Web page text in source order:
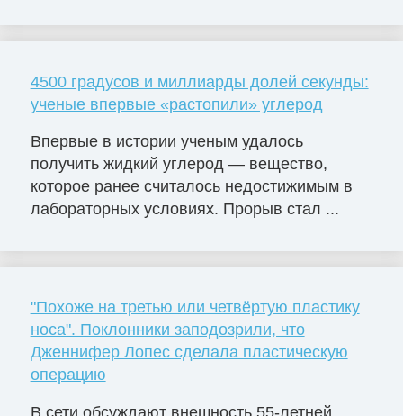
4500 градусов и миллиарды долей секунды:
ученые впервые «растопили» углерод
Впервые в истории ученым удалось
получить жидкий углерод — вещество,
которое ранее считалось недостижимым в
лабораторных условиях. Прорыв стал ...
"Похоже на третью или четвёртую пластику
носа". Поклонники заподозрили, что
Дженнифер Лопес сделала пластическую
операцию